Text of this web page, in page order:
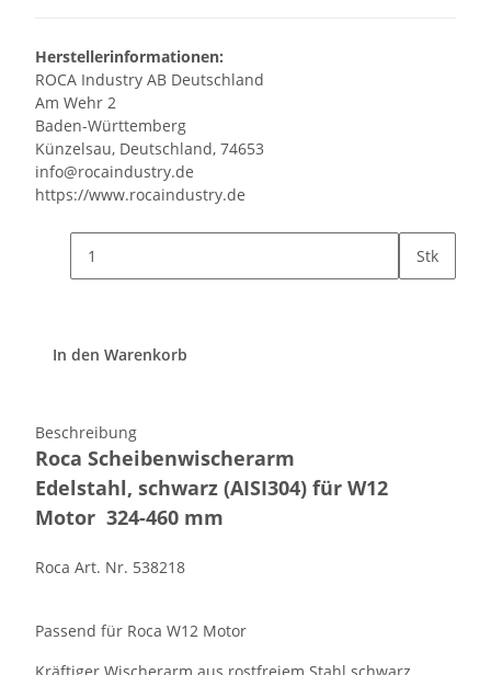
Herstellerinformationen:
ROCA Industry AB Deutschland
Am Wehr 2
Baden-Württemberg
Künzelsau, Deutschland, 74653
info@rocaindustry.de
https://www.rocaindustry.de
Stk
In den Warenkorb
Beschreibung
Roca Scheibenwischerarm
Edelstahl, schwarz (AISI304) für W12
Motor 324-460 mm
Roca Art. Nr. 538218
Passend für Roca W12 Motor